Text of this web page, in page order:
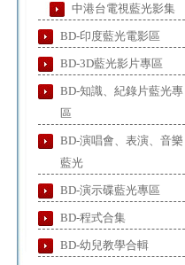
中港台電視藍光影集
BD-印度藍光電影區
BD-3D藍光影片專區
BD-知識、紀錄片藍光專
區
BD-演唱會、表演、音樂
藍光
BD-演示碟藍光專區
BD-程式合集
BD-幼兒教學合輯